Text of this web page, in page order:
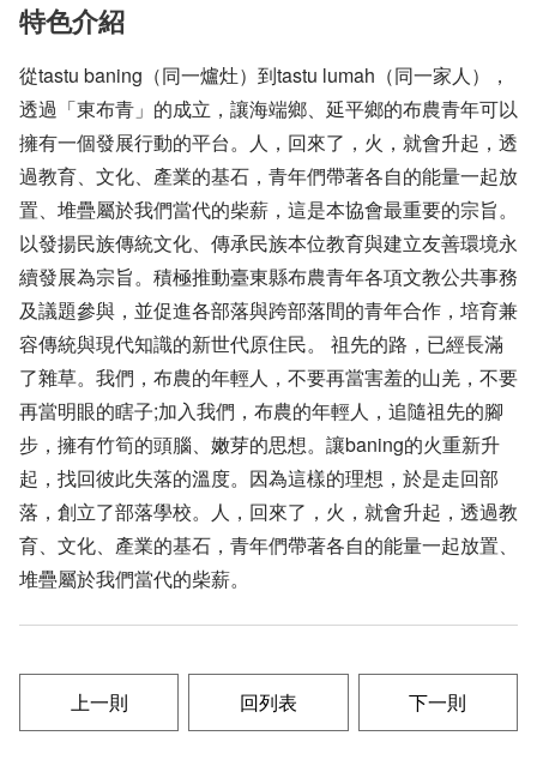
特色介紹
從tastu baning（同一爐灶）到tastu lumah（同一家人），
透過「東布青」的成立，讓海端鄉、延平鄉的布農青年可以
擁有一個發展行動的平台。人，回來了，火，就會升起，透
過教育、文化、產業的基石，青年們帶著各自的能量一起放
置、堆疊屬於我們當代的柴薪，這是本協會最重要的宗旨。
以發揚民族傳統文化、傳承民族本位教育與建立友善環境永
續發展為宗旨。積極推動臺東縣布農青年各項文教公共事務
及議題參與，並促進各部落與跨部落間的青年合作，培育兼
容傳統與現代知識的新世代原住民。 祖先的路，已經長滿
了雜草。我們，布農的年輕人，不要再當害羞的山羌，不要
再當明眼的瞎子;加入我們，布農的年輕人，追隨祖先的腳
步，擁有竹筍的頭腦、嫩芽的思想。讓baning的火重新升
起，找回彼此失落的溫度。因為這樣的理想，於是走回部
落，創立了部落學校。人，回來了，火，就會升起，透過教
育、文化、產業的基石，青年們帶著各自的能量一起放置、
堆疊屬於我們當代的柴薪。
上一則 回列表 下一則